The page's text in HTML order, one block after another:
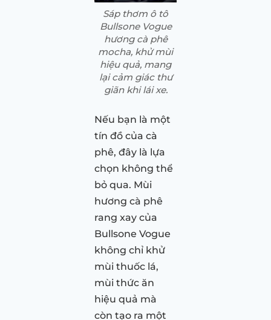
Sáp thơm ô tô
Bullsone Vogue
hương cà phê
mocha, khử mùi
hiệu quả, mang
lại cảm giác thư
giãn khi lái xe.
Nếu bạn là một
tín đồ của cà
phê, đây là lựa
chọn không thể
bỏ qua. Mùi
hương cà phê
rang xay của
Bullsone Vogue
không chỉ khử
mùi thuốc lá,
mùi thức ăn
hiệu quả mà
còn tạo ra một